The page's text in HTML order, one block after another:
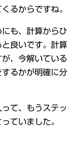
るからですね。
も、計算からひ
良いです。計算
、今解いている
るかが明確に分
て、もうステッ
ていました。